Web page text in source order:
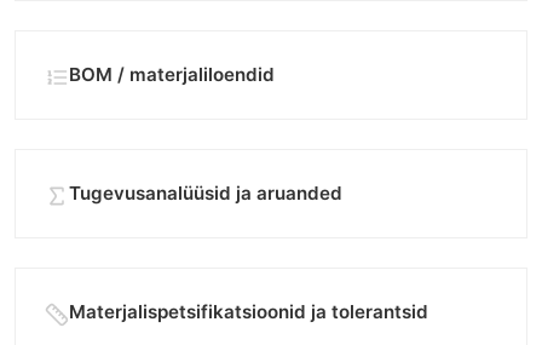
BOM / materjaliloendid
Tugevusanalüüsid ja aruanded
Materjalispetsifikatsioonid ja tolerantsid